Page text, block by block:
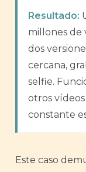
Resultado:
millones de
dos
cercana,
selfie.
otros
constante
Este caso